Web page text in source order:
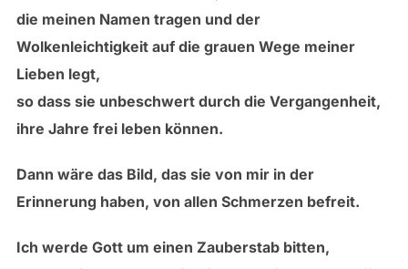
die meinen Namen tragen und der
Wolkenleichtigkeit auf die grauen Wege meiner
Lieben legt,
so dass sie unbeschwert durch die Vergangenheit,
ihre Jahre frei leben können.
Dann wäre das Bild, das sie von mir in der
Erinnerung haben, von allen Schmerzen befreit.
Ich werde Gott um einen Zauberstab bitten,